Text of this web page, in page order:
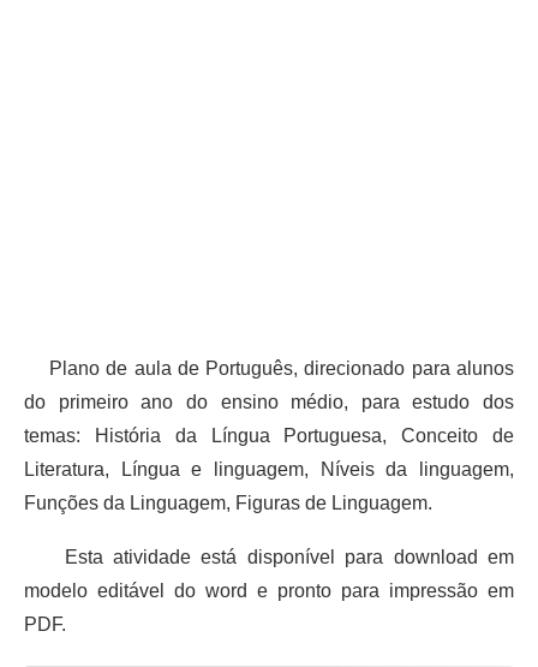
Plano de aula de Português, direcionado para alunos
do primeiro ano do ensino médio, para estudo dos
temas: História da Língua Portuguesa, Conceito de
Literatura, Língua e linguagem, Níveis da linguagem,
Funções da Linguagem, Figuras de Linguagem.
Esta atividade está disponível para download em
modelo editável do word e pronto para impressão em
PDF.